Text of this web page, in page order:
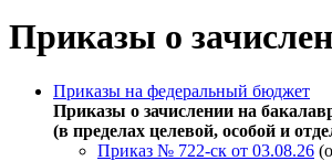
Приказы о
Приказы на федеральный бюджет
Приказы о зачислении на
(в пределах целевой, особой и
Приказ № 722-ск от 03.08.26